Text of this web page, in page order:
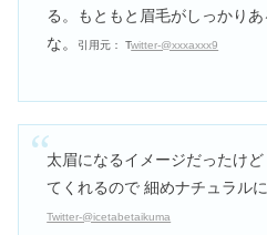
る。もともと眉毛がしっかり
な。
引用元： Twitter-@xxxaxxx9
太眉になるイメージだったけ
てくれるので 細めナチュラル
Twitter-@icetabetaikuma